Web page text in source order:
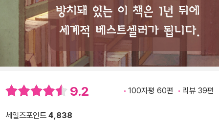
9.2 100자평 60편 리뷰 39편
세일즈포인트 4,838